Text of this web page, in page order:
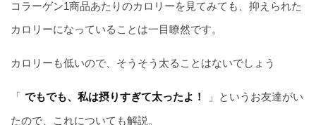
コラーゲン1商品あたりのカロリーを見てみても、抑えられた
カロリーになっていることは一目瞭然です。
カロリーも低いので、そうそう太ることはないでしょう
「 でもでも、私は摂りすぎて太ったよ！
」というお友達がい
たので、これについても解説。